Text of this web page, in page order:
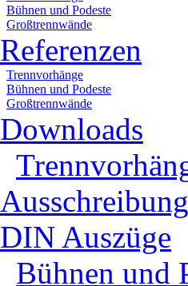
Bühnen und Podeste
Großtrennwände
Referenzen
Trennvorhänge
Bühnen und Podeste
Großtrennwände
Downloads
DIN Auszüge
Bühnen und